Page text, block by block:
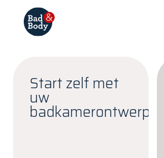
Start zelf met
uw
badkamerontwerp